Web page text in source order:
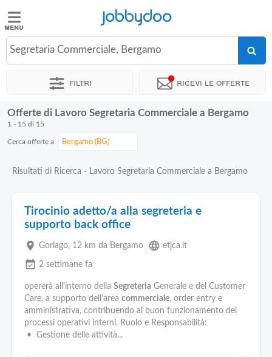
Jobbydoo
Offerte
Stipendi
professioni
Blog
Offerte
Area
Aziende
Jobbydoo
Segretaria Commerciale, Bergamo
Filtri Ricevi le offerte
Offerte di Lavoro Segretaria Commerciale a Bergamo
1 - 15 di 15
Cerca offerte a
Risultati di Ricerca - Lavoro Segretaria Commerciale a Bergamo
Tirocinio adetto/a alla segreteria e
supporto back office
place Gorlago, 12 km da Bergamo language etjca.it
event_available 2 settimane fa
opererà all'interno della Segreteria Generale e del Customer
Care, a supporto dell'area commerciale, order entry e
amministrativa, contribuendo al buon funzionamento dei
processi operativi interni. Ruolo e Responsabilità:
• Gestione delle attività...